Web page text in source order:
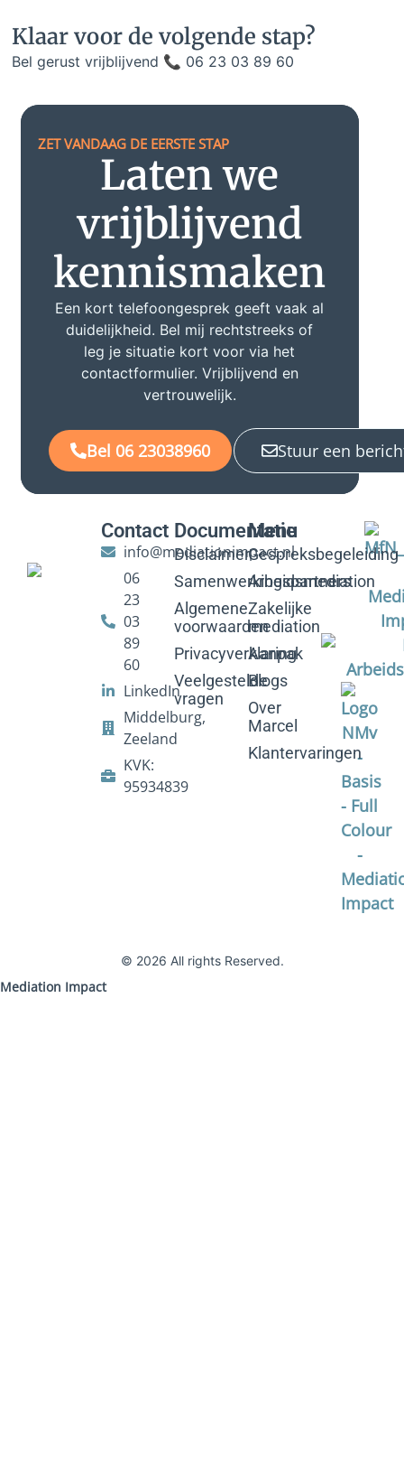
Klaar voor de volgende stap?
Bel gerust vrijblijvend 📞 06 23 03 89 60
ZET VANDAAG DE EERSTE STAP
Laten we
vrijblijvend
kennismaken
Een kort telefoongesprek geeft vaak al
duidelijkheid. Bel mij rechtstreeks of
leg je situatie kort voor via het
contactformulier. Vrijblijvend en
vertrouwelijk.
Bel 06 23038960 Stuur een
Contact
info@mediationimpact.nl
06
23
03
89
60
LinkedIn
Middelburg,
Zeeland
KVK:
95934839
Documentatie
Disclaimer
Samenwerkingspartners
Algemene
voorwaarden
Privacyverklaring
Veelgestelde
vragen
Menu
Gespreksbegeleiding
Arbeidsmediation
Zakelijke
mediation
Aanpak
Blogs
Over
Marcel
Klantervaringen
© 2026 All rights Reserved.
Mediation Impact